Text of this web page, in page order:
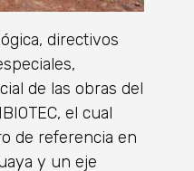
directivos
de las obras del
el cual
de referencia en
y un eje